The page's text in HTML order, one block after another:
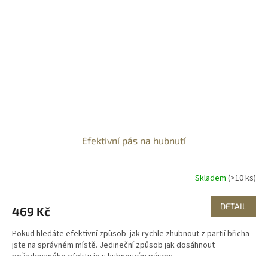
Efektivní pás na hubnutí
Skladem (>10 ks)
469 Kč DETAIL
Pokud hledáte efektivní způsob jak rychle zhubnout z partií břicha
jste na správném místě. Jedineční způsob jak dosáhnout